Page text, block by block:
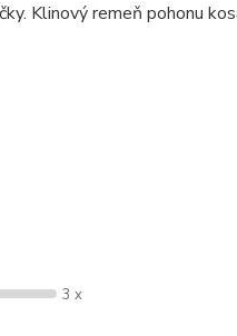
Klinový remeň pohonu
3 x